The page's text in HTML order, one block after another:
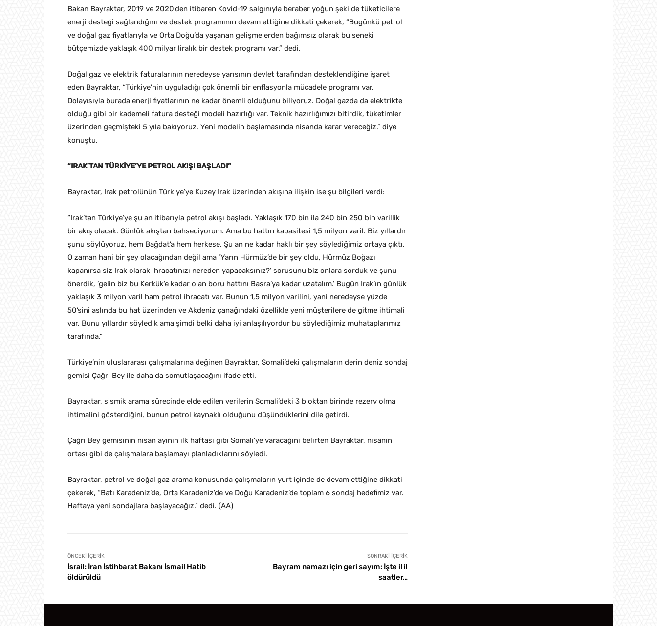
Bakan Bayraktar, 2019 ve 2020’den itibaren Kovid-19 salgınıyla beraber yoğun şekilde tüketicilere
enerji desteği sağlandığını ve destek programının devam ettiğine dikkati çekerek, “Bugünkü petrol
ve doğal gaz fiyatlarıyla ve Orta Doğu’da yaşanan gelişmelerden bağımsız olarak bu seneki
bütçemizde yaklaşık 400 milyar liralık bir destek programı var.” dedi.
Doğal gaz ve elektrik faturalarının neredeyse yarısının devlet tarafından desteklendiğine işaret
eden Bayraktar, “Türkiye’nin uyguladığı çok önemli bir enflasyonla mücadele programı var.
Dolayısıyla burada enerji fiyatlarının ne kadar önemli olduğunu biliyoruz. Doğal gazda da elektrikte
olduğu gibi bir kademeli fatura desteği modeli hazırlığı var. Teknik hazırlığımızı bitirdik, tüketimler
üzerinden geçmişteki 5 yıla bakıyoruz. Yeni modelin başlamasında nisanda karar vereceğiz.” diye
konuştu.
“IRAK’TAN TÜRKİYE’YE PETROL AKIŞI BAŞLADI”
Bayraktar, Irak petrolünün Türkiye’ye Kuzey Irak üzerinden akışına ilişkin ise şu bilgileri verdi:
“Irak’tan Türkiye’ye şu an itibarıyla petrol akışı başladı. Yaklaşık 170 bin ila 240 bin 250 bin varillik
bir akış olacak. Günlük akıştan bahsediyorum. Ama bu hattın kapasitesi 1,5 milyon varil. Biz yıllardır
şunu söylüyoruz, hem Bağdat’a hem herkese. Şu an ne kadar haklı bir şey söylediğimiz ortaya çıktı.
O zaman hani bir şey olacağından değil ama ‘Yarın Hürmüz’de bir şey oldu, Hürmüz Boğazı
kapanırsa siz Irak olarak ihracatınızı nereden yapacaksınız?’ sorusunu biz onlara sorduk ve şunu
önerdik, ‘gelin biz bu Kerkük’e kadar olan boru hattını Basra’ya kadar uzatalım.’ Bugün Irak’ın günlük
yaklaşık 3 milyon varil ham petrol ihracatı var. Bunun 1,5 milyon varilini, yani neredeyse yüzde
50’sini aslında bu hat üzerinden ve Akdeniz çanağındaki özellikle yeni müşterilere de gitme ihtimali
var. Bunu yıllardır söyledik ama şimdi belki daha iyi anlaşılıyordur bu söylediğimiz muhataplarımız
tarafında.”
Türkiye’nin uluslararası çalışmalarına değinen Bayraktar, Somali’deki çalışmaların derin deniz sondaj
gemisi Çağrı Bey ile daha da somutlaşacağını ifade etti.
Bayraktar, sismik arama sürecinde elde edilen verilerin Somali’deki 3 bloktan birinde rezerv olma
ihtimalini gösterdiğini, bunun petrol kaynaklı olduğunu düşündüklerini dile getirdi.
Çağrı Bey gemisinin nisan ayının ilk haftası gibi Somali’ye varacağını belirten Bayraktar, nisanın
ortası gibi de çalışmalara başlamayı planladıklarını söyledi.
Bayraktar, petrol ve doğal gaz arama konusunda çalışmaların yurt içinde de devam ettiğine dikkati
çekerek, “Batı Karadeniz’de, Orta Karadeniz’de ve Doğu Karadeniz’de toplam 6 sondaj hedefimiz var.
Haftaya yeni sondajlara başlayacağız.” dedi. (AA)
ÖNCEKI İÇERIK
İsrail: İran İstihbarat Bakanı İsmail Hatib
öldürüldü
SONRAKI İÇERIK
Bayram namazı için geri sayım: İşte il il
saatler…